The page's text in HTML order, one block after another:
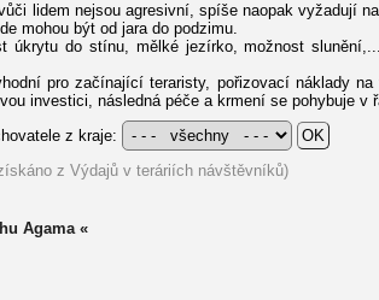
lidem nejsou agresivní, spíše naopak vyžadují
mohou být od jara do podzimu.
úkrytu do stínu, mělké jezírko, možnost
pro začínající teraristy, pořizovací náklady
investici, následná péče a krmení se pohybuje v
z kraje:
z Výdajů v teráriích návštěvníků)
Agama «